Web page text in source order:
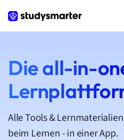
Die all-in-
Alle Tools &
beim Lernen - in einer App.